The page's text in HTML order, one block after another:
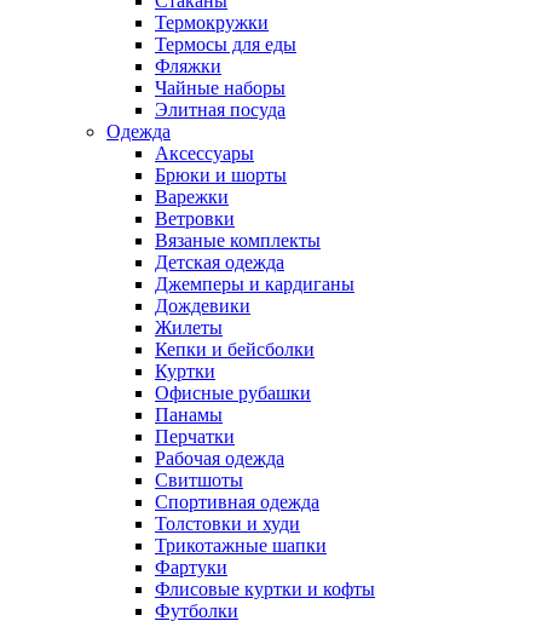
Термокружки
Термосы для еды
Фляжки
Чайные наборы
Элитная посуда
Одежда
Аксессуары
Брюки и шорты
Варежки
Ветровки
Вязаные комплекты
Детская одежда
Джемперы и кардиганы
Дождевики
Жилеты
Кепки и бейсболки
Куртки
Офисные рубашки
Панамы
Перчатки
Рабочая одежда
Свитшоты
Спортивная одежда
Толстовки и худи
Трикотажные шапки
Фартуки
Флисовые куртки и кофты
Футболки